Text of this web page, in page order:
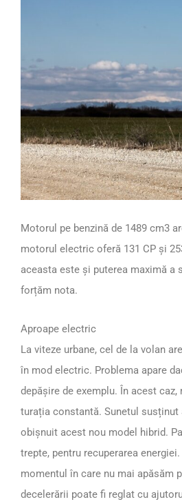
Motorul pe benzină de 1489 cm3
motorul electric oferă 131 CP și
aceasta este și puterea maximă
forțăm nota.
Aproape electric
La viteze urbane, cel de la volan
în mod electric. Problema apare
depășire de exemplu. În acest
turația constantă. Sunetul
obișnuit acest nou model hibrid.
trepte, pentru recuperarea
momentul în care nu mai apăsăm
decelerării poate fi reglat cu